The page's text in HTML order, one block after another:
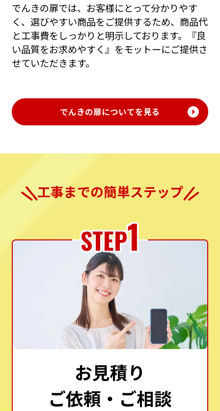
でんきの扉では、お客様にとって分かりやす
く、選びやすい商品をご提供するため、商品代
と⼯事費をしっかりと明⽰しております。『良
い品質をお求めやすく』をモットーにご提供さ
せていただきます。
でんきの扉についてを見る
工事までの簡単ステップ
STEP1
お見積り
ご依頼・ご相談